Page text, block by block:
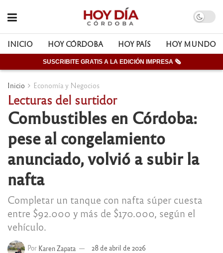
INICIO HOY CÓRDOBA HOY PAÍS HOY MUNDO
SUSCRIBITE GRATIS A LA EDICIÓN IMPRESA 🗞
Inicio Economía y Negocios
Lecturas del surtidor
Combustibles en Córdoba:
pese al congelamiento
anunciado, volvió a subir la
nafta
Completar un tanque con nafta súper cuesta
entre $92.000 y más de $170.000, según el
vehículo.
Por Karen Zapata 28 de abril de 2026